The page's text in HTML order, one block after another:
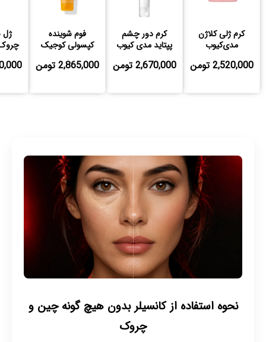
کرم ژلی کلاژن
مدی‌کیوب
2,520,000 تومن
کرم دور چشم
پپتاید مدی کیوب
2,670,000 تومن
فوم شوینده
کپسولی کوجیک
مدی کیوب
2,865,000 تومن
ژل
نحوه استفاده از کانسیلر بدون هیچ گونه چین و
چروک